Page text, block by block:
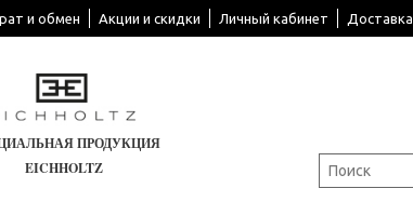
и обмен Акции и скидки Личный кабинет Доставка
ПРОДУКЦИЯ
EICHHOLTZ